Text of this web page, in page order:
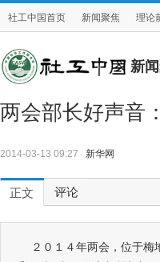
社工中国首页 新闻聚焦 理论
新
两会部长好声音
2014-03-13 09:27 新华网
正文 评论
２０１４年两会，位于